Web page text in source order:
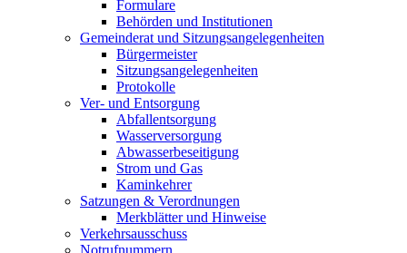
Formulare
Behörden und Institutionen
Gemeinderat und Sitzungsangelegenheiten
Bürgermeister
Sitzungsangelegenheiten
Protokolle
Ver- und Entsorgung
Abfallentsorgung
Wasserversorgung
Abwasserbeseitigung
Strom und Gas
Kaminkehrer
Satzungen & Verordnungen
Merkblätter und Hinweise
Verkehrsausschuss
Notrufnummern